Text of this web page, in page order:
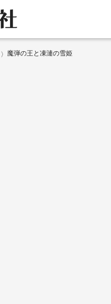
魔弾の王と凍漣の雪姫